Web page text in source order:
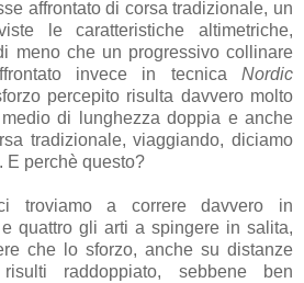
affrontato di corsa tradizionale, un
le caratteristiche altimetriche,
meno che un progressivo collinare
invece in tecnica Nordic
percepito risulta davvero molto
di lunghezza doppia e anche
tradizionale, viaggiando, diciamo
E perchè questo?
troviamo a correre davvero in
quattro gli arti a spingere in salita,
che lo sforzo, anche su distanze
raddoppiato, sebbene ben